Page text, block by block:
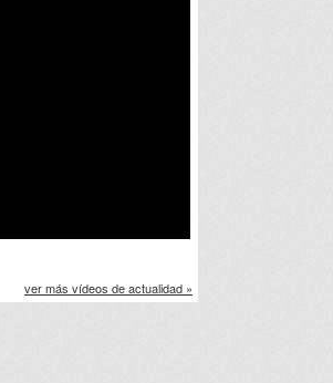
ver más vídeos de actualidad »